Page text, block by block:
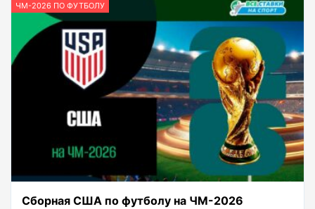
ЧМ-2026 ПО ФУТБОЛУ
Сборная США по футболу на ЧМ-2026